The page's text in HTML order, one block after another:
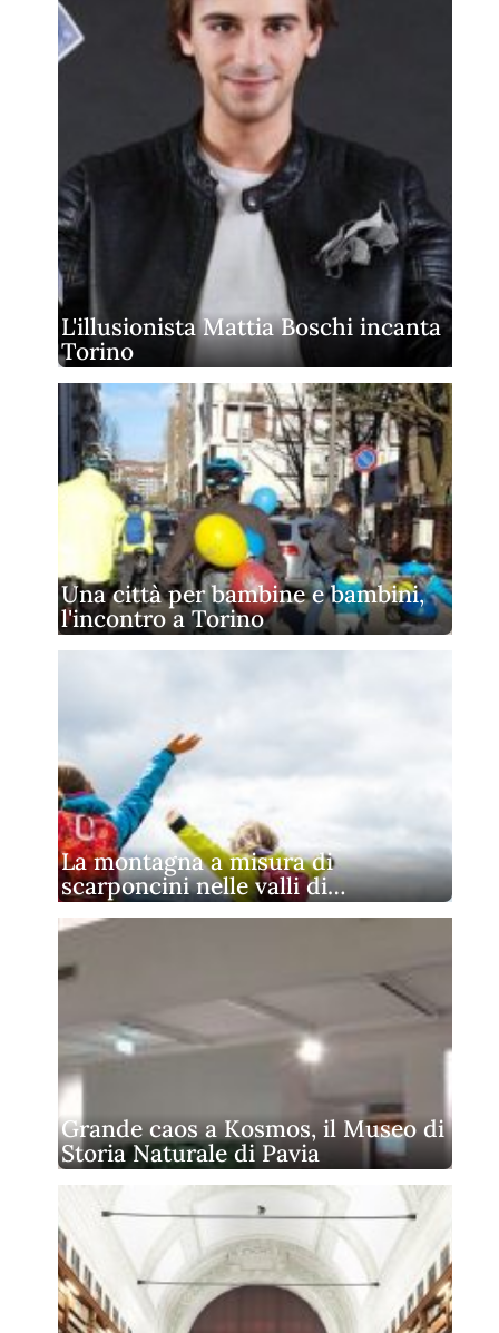
L'illusionista Mattia Boschi incanta
Torino
Una città per bambine e bambini,
l'incontro a Torino
La montagna a misura di
scarponcini nelle valli di…
Grande caos a Kosmos, il Museo di
Storia Naturale di Pavia